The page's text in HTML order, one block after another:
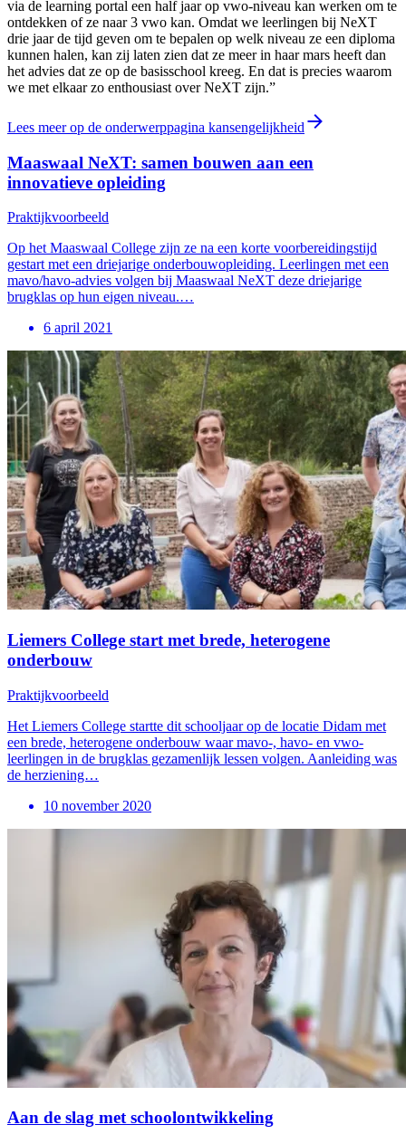
via de learning portal een half jaar op vwo-niveau kan werken om te
ontdekken of ze naar 3 vwo kan. Omdat we leerlingen bij NeXT
drie jaar de tijd geven om te bepalen op welk niveau ze een diploma
kunnen halen, kan zij laten zien dat ze meer in haar mars heeft dan
het advies dat ze op de basisschool kreeg. En dat is precies waarom
we met elkaar zo enthousiast over NeXT zijn.”
Lees meer op de onderwerppagina kansengelijkheid
Maaswaal NeXT: samen bouwen aan een
innovatieve opleiding
Praktijkvoorbeeld
Op het Maaswaal College zijn ze na een korte voorbereidingstijd
gestart met een driejarige onderbouwopleiding. Leerlingen met een
mavo/havo-advies volgen bij Maaswaal NeXT deze driejarige
brugklas op hun eigen niveau.…
6 april 2021
Liemers College start met brede, heterogene
onderbouw
Praktijkvoorbeeld
Het Liemers College startte dit schooljaar op de locatie Didam met
een brede, heterogene onderbouw waar mavo-, havo- en vwo-
leerlingen in de brugklas gezamenlijk lessen volgen. Aanleiding was
de herziening…
10 november 2020
Aan de slag met schoolontwikkeling